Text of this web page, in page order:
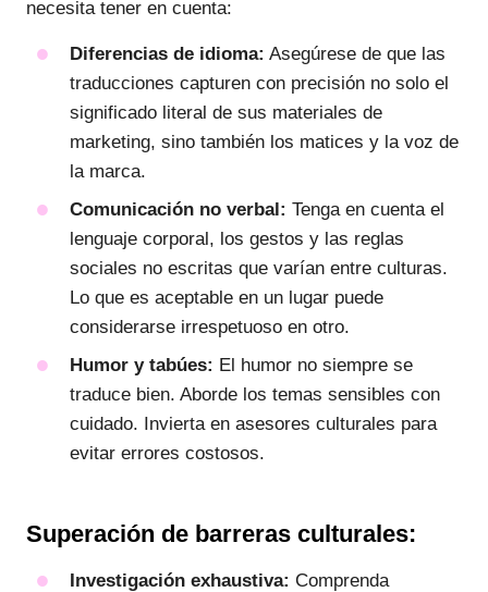
necesita tener en cuenta:
Diferencias de idioma: Asegúrese de que las
traducciones capturen con precisión no solo el
significado literal de sus materiales de
marketing, sino también los matices y la voz de
la marca.
Comunicación no verbal: Tenga en cuenta el
lenguaje corporal, los gestos y las reglas
sociales no escritas que varían entre culturas.
Lo que es aceptable en un lugar puede
considerarse irrespetuoso en otro.
Humor y tabúes: El humor no siempre se
traduce bien. Aborde los temas sensibles con
cuidado. Invierta en asesores culturales para
evitar errores costosos.
Superación de barreras culturales:
Investigación exhaustiva: Comprenda